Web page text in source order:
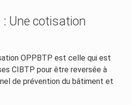
Une cotisation
OPPBTP est celle qui est
CIBTP pour être reversée à
de prévention du bâtiment et